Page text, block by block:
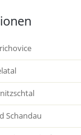
Schandau